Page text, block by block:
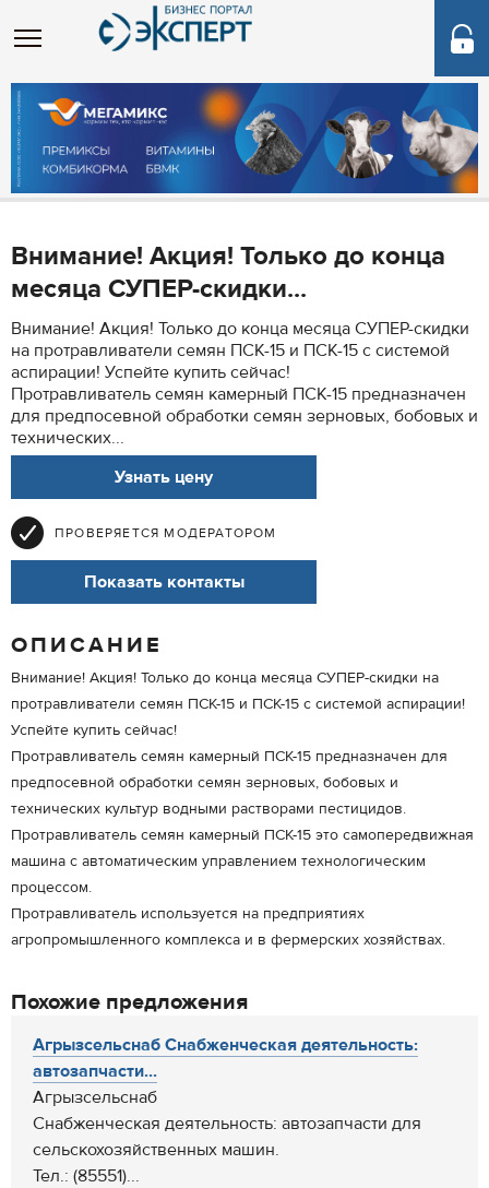
Внимание! Акция! Только до конца
месяца СУПЕР-скидки...
Внимание! Акция! Только до конца месяца СУПЕР-скидки
на протравливатели семян ПСК-15 и ПСК-15 с системой
аспирации! Успейте купить сейчас!
Протравливатель семян камерный ПСК-15 предназначен
для предпосевной обработки семян зерновых, бобовых и
технических...
Узнать цену
ПРОВЕРЯЕТСЯ МОДЕРАТОРОМ
Показать контакты
ОПИСАНИЕ
Внимание! Акция! Только до конца месяца СУПЕР-скидки на
протравливатели семян ПСК-15 и ПСК-15 с системой аспирации!
Успейте купить сейчас!
Протравливатель семян камерный ПСК-15 предназначен для
предпосевной обработки семян зерновых, бобовых и
технических культур водными растворами пестицидов.
Протравливатель семян камерный ПСК-15 это самопередвижная
машина с автоматическим управлением технологическим
процессом.
Протравливатель используется на предприятиях
агропромышленного комплекса и в фермерских хозяйствах.
Похожие предложения
Агрызсельснаб Снабженческая деятельность:
автозапчасти...
Агрызсельснаб
Снабженческая деятельность: автозапчасти для
сельскохозяйственных машин.
Тел.: (85551)...